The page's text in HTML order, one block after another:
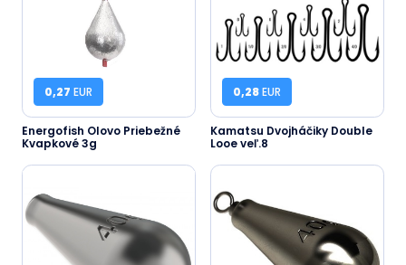
0,27 EUR
Energofish Olovo Priebežné
Kvapkové 3g
0,28EUR
Kamatsu Dvojháčiky Double
Looe veľ.8